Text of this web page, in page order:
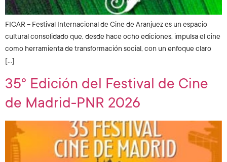
FICAR – Festival Internacional de Cine de Aranjuez es un espacio
cultural consolidado que, desde hace ocho ediciones, impulsa el cine
como herramienta de transformación social, con un enfoque claro
[…]
35º Edición del Festival de Cine
de Madrid-PNR 2026